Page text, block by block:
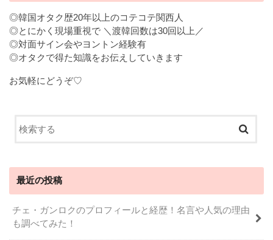
◎韓国オタク歴20年以上のコテコテ関西人
◎とにかく現場重視で ＼渡韓回数は30回以上／
◎対面サイン会やヨントン経験有
◎オタクで得た知識をお伝えしていきます
お気軽にどうぞ♡
最近の投稿
チェ・ガンロクのプロフィールと経歴！名言や人気の理由
も調べてみた！